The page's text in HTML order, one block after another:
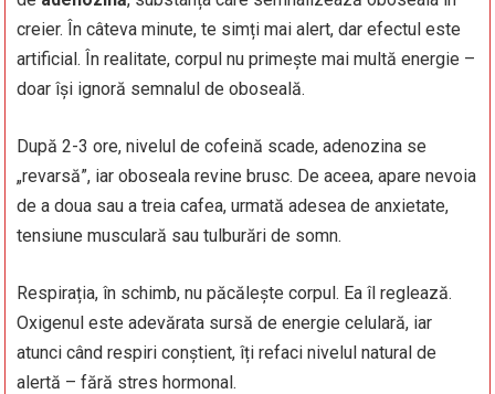
creier. În câteva minute, te simți mai alert, dar efectul este
artificial. În realitate, corpul nu primește mai multă energie –
doar își ignoră semnalul de oboseală.
După 2-3 ore, nivelul de cofeină scade, adenozina se
„revarsă”, iar oboseala revine brusc. De aceea, apare nevoia
de a doua sau a treia cafea, urmată adesea de anxietate,
tensiune musculară sau tulburări de somn.
Respirația, în schimb, nu păcălește corpul. Ea îl reglează.
Oxigenul este adevărata sursă de energie celulară, iar
atunci când respiri conștient, îți refaci nivelul natural de
alertă – fără stres hormonal.